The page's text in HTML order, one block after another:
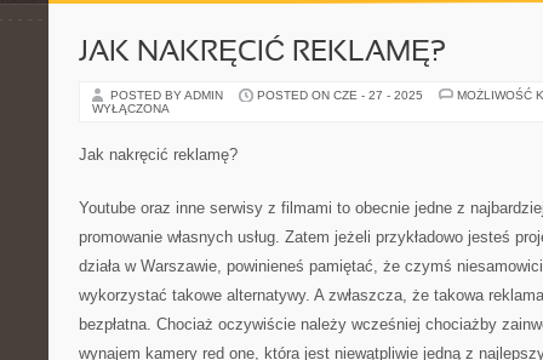
JAK NAKRĘCIĆ REKLAMĘ?
POSTED BY ADMIN POSTED ON CZE - 27 - 2025
MOŻLIWOŚĆ
WYŁĄCZONA
Jak nakręcić reklamę?
Youtube oraz inne serwisy z filmami to obecnie jedne z
promowanie własnych usług. Zatem jeżeli przykładowo jesteś
działa w Warszawie, powinieneś pamiętać, że czymś
wykorzystać takowe alternatywy. A zwłaszcza, że takowa
bezpłatna. Chociaż oczywiście należy wcześniej chociażby
wynajem kamery red one, która jest niewątpliwie jedną z